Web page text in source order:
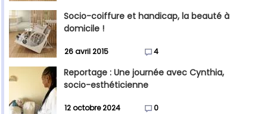
Socio-coiffure et handicap, la beauté à
domicile !
26 avril 2015 4
Reportage : Une journée avec Cynthia,
socio-esthéticienne
12 octobre 2024 0